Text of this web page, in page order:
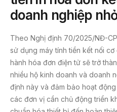
doanh nghiệp
Theo Nghị định 70/2025/NĐ-
sử dụng máy tính tiền kết nối
hành hóa đơn điện tử sẽ trở
nhiều hộ kinh doanh và doanh
định này và đảm bảo hoạt
các đơn vị cần chủ động triển